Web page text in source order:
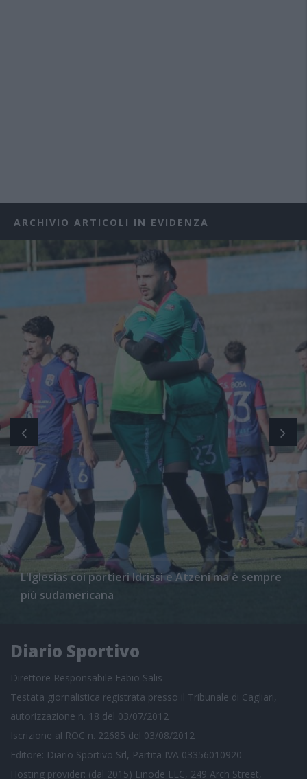
ARCHIVIO ARTICOLI IN EVIDENZA
L'Iglesias coi portieri Idrissi e Atzeni ma è sempre
più sudamericana
Diario Sportivo
Direttore Responsabile Fabio Salis
Testata giornalistica registrata presso il Tribunale di Cagliari,
autorizzazione n. 18 del 03/07/2012
Iscrizione al ROC n. 22685 del 03/08/2012
Editore: Diario Sportivo Srl, Partita IVA 03356010920
Hosting provider: (dal 2015) Linode LLC, 249 Arch Street,